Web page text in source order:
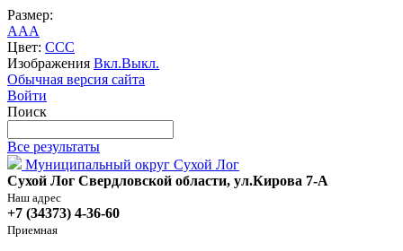
Размер:
AAA
Цвет: CCC
Изображения Вкл.Выкл.
Обычная версия сайта
Войти
Поиск
Все результаты
Муниципальный округ Сухой Лог
Сухой Лог Свердловской области, ул.Кирова 7-А
Наш адрес
+7 (34373) 4-36-60
Приемная